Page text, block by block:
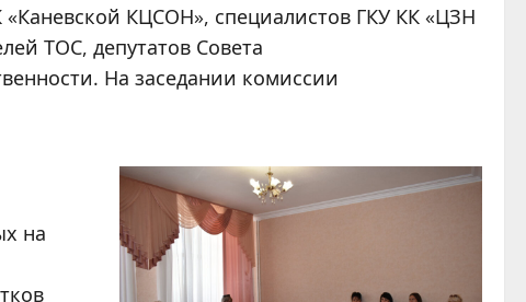
КЦСОН», специалистов ГКУ КК «ЦЗН
ТОС, депутатов Совета
На заседании комиссии
на